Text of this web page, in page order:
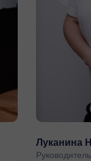
Луканина